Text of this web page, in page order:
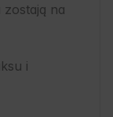
na
i